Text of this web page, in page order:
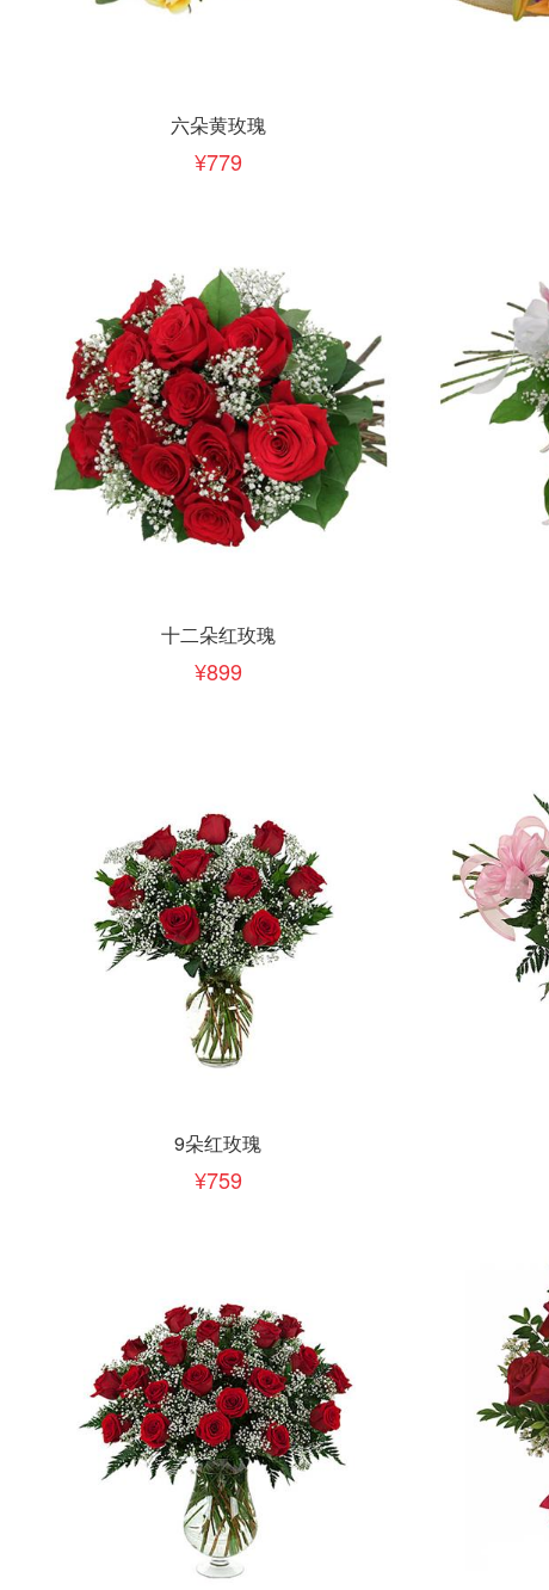
六朵黄玫瑰
779
十二朵红玫瑰
899
9朵红玫瑰
759